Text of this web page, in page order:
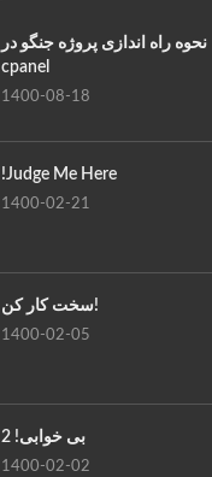
نحوه راه اندازی پروژه جنگو در
cpanel
1400-08-18
!Judge Me Here
1400-02-21
سخت کار کن!
1400-02-05
بی خوابی! 2
1400-02-02